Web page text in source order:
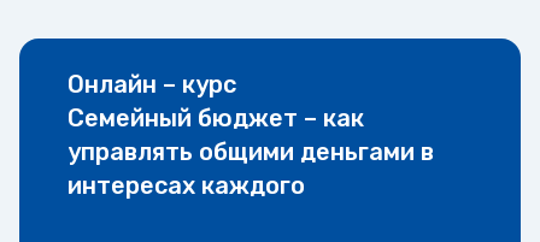
Онлайн – курс
Семейный бюджет – как
управлять общими деньгами в
интересах каждого